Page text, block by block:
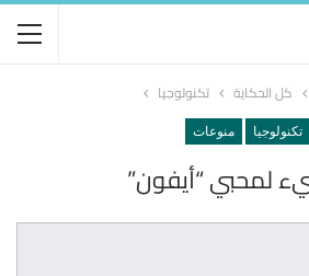
كل الحكاية تكنولوجيا
تكنولوجيا منوعات
لمحبي “أيفون”